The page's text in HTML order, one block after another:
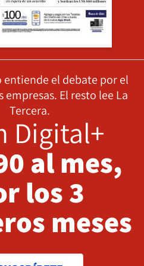
entiende el debate por el
empresas. El resto lee La
Tercera.
Digital+
al mes,
los 3
meses